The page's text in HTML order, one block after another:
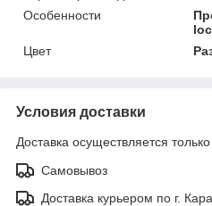
Особенности
Цвет
Условия доставки
Доставка осуществляется
Самовывоз
Доставка курьером по г.